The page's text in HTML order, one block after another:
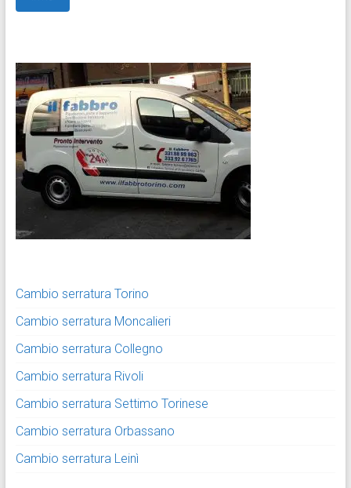
Cambio serratura Torino
Cambio serratura Moncalieri
Cambio serratura Collegno
Cambio serratura Rivoli
Cambio serratura Settimo Torinese
Cambio serratura Orbassano
Cambio serratura Leinì